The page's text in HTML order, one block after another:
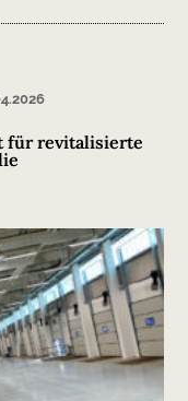
für revitalisierte